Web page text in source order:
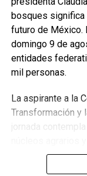
bosques significa
futuro de México.
domingo 9 de
entidades
mil personas.
La aspirante a la
Transformación y
jornada
donde se
arbustos y